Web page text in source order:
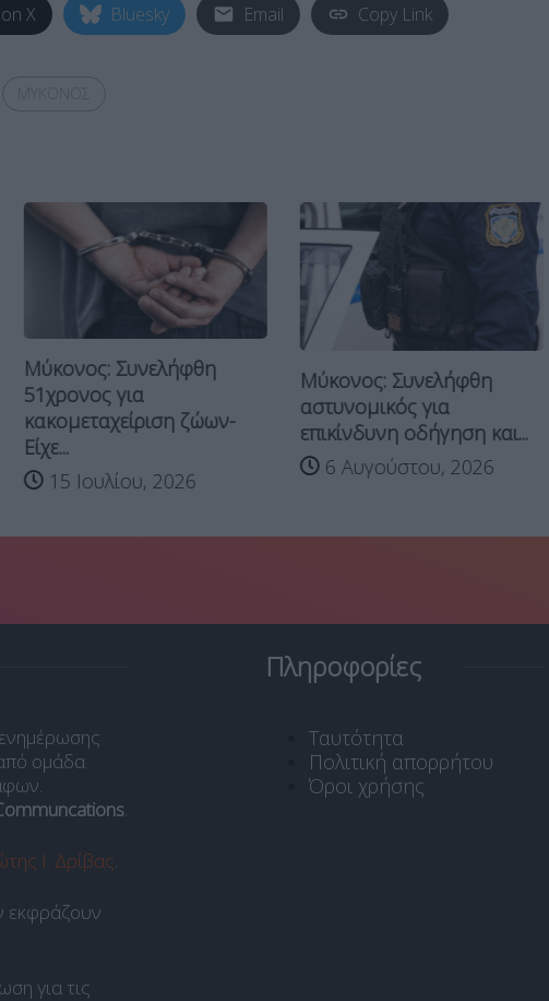
X Bluesky Email Copy Link
Μύκονος: Συνελήφθη
51χρονος για
κακομεταχείριση ζώων-
Είχε...
15 Ιουλίου, 2026
Μύκονος: Συνελήφθη
αστυνομικός για
επικίνδυνη οδήγηση και...
6 Αυγούστου, 2026
ομάδα
.
Ι. Δρίβας.
εκφράζουν
για τις
Πληροφορίες
Ταυτότητα
Πολιτική απορρήτου
Όροι χρήσης